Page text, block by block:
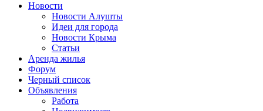
Новости
Новости Алушты
Идеи для города
Новости Крыма
Статьи
Аренда жилья
Форум
Черный список
Объявления
Работа